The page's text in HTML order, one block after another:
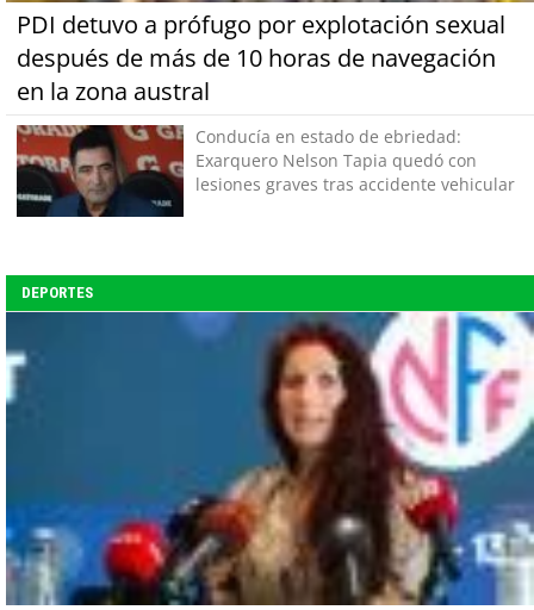
PDI detuvo a prófugo por explotación sexual
después de más de 10 horas de navegación
en la zona austral
Conducía en estado de ebriedad:
Exarquero Nelson Tapia quedó con
lesiones graves tras accidente vehicular
DEPORTES